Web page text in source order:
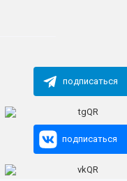
подписаться
подписаться